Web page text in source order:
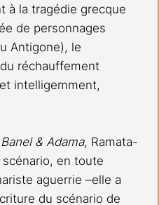
à la tragédie grecque
de personnages
Antigone), le
réchauffement
intelligemment,
Banel & Adama, Ramata-
en toute
aguerrie –elle a
du scénario de